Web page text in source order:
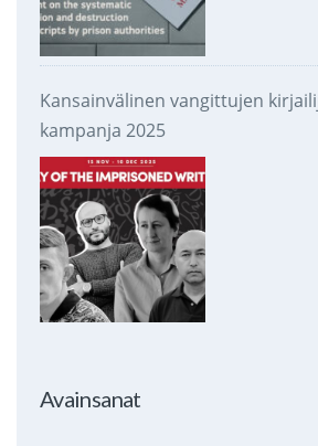
Kansainvälinen vangittujen
kampanja 2025
Avainsanat